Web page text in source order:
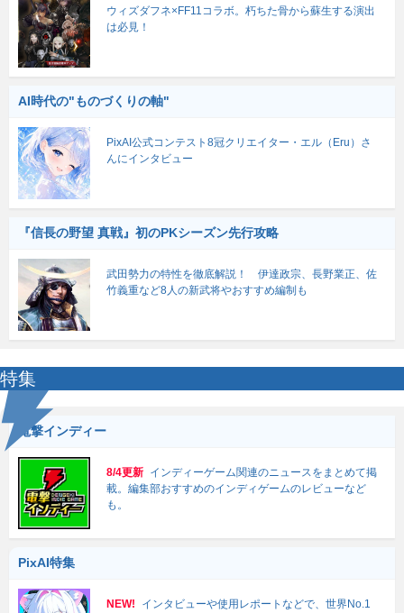
ウィズダフネ×FF11コラボ。朽ちた骨から蘇生する演出
は必見！
AI時代の"ものづくりの軸"
PixAI公式コンテスト8冠クリエイター・エル（Eru）さ
んにインタビュー
『信長の野望 真戦』初のPKシーズン先行攻略
武田勢力の特性を徹底解説！ 伊達政宗、長野業正、佐
竹義重など8人の新武将やおすすめ編制も
特集
電撃インディー
8/4更新 インディーゲーム関連のニュースをまとめて掲
載。編集部おすすめのインディゲームのレビューなど
も。
PixAI特集
NEW!
インタビューや使用レポートなどで、世界No.1